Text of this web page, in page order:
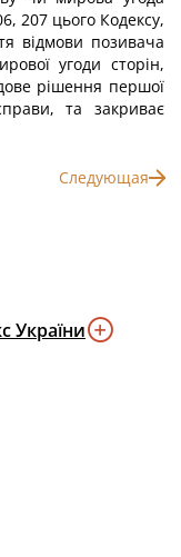
207 цього Кодексу,
відмови позивача
угоди сторін,
рішення першої
та закриває
Следующая
України